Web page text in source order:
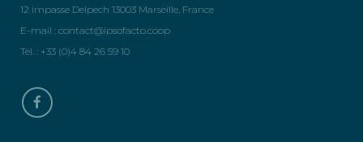
12 impasse Delpech 13003 Marseille, France
E-mail : contact@ipsofacto.coop
Tél. : +33 (0)4 84 26 59 10